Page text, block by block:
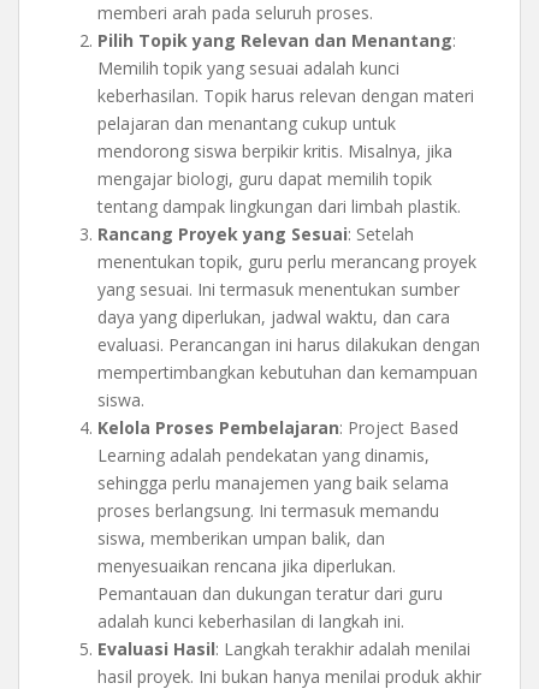
memberi arah pada seluruh proses.
Pilih Topik yang Relevan dan Menantang:
Memilih topik yang sesuai adalah kunci
keberhasilan. Topik harus relevan dengan materi
pelajaran dan menantang cukup untuk
mendorong siswa berpikir kritis. Misalnya, jika
mengajar biologi, guru dapat memilih topik
tentang dampak lingkungan dari limbah plastik.
Rancang Proyek yang Sesuai: Setelah
menentukan topik, guru perlu merancang proyek
yang sesuai. Ini termasuk menentukan sumber
daya yang diperlukan, jadwal waktu, dan cara
evaluasi. Perancangan ini harus dilakukan dengan
mempertimbangkan kebutuhan dan kemampuan
siswa.
Kelola Proses Pembelajaran: Project Based
Learning adalah pendekatan yang dinamis,
sehingga perlu manajemen yang baik selama
proses berlangsung. Ini termasuk memandu
siswa, memberikan umpan balik, dan
menyesuaikan rencana jika diperlukan.
Pemantauan dan dukungan teratur dari guru
adalah kunci keberhasilan di langkah ini.
Evaluasi Hasil: Langkah terakhir adalah menilai
hasil proyek. Ini bukan hanya menilai produk akhir